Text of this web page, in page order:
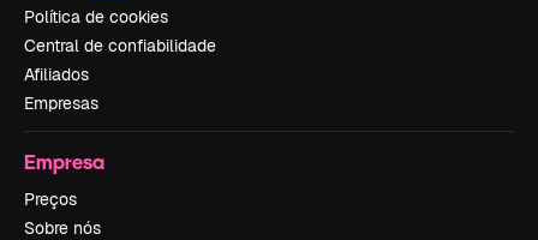
Política de cookies
Central de confiabilidade
Afiliados
Empresas
Empresa
Preços
Sobre nós